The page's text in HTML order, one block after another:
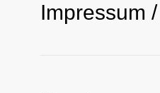
Impressum